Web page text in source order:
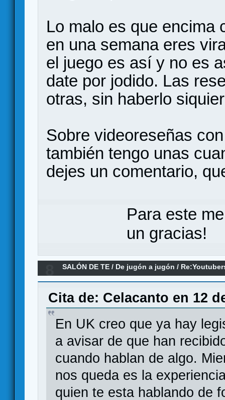
Lo malo es que encima
en una semana eres
el juego es así y no es
date por jodido. Las
otras, sin haberlo
Sobre videoreseñas
también tengo unas
dejes un comentario,
Para este
un gracias!
SALÓN DE TE / De jugón a jugón /
Cita de: Celacanto en 12
En UK creo que ya hay
a avisar de que han
cuando hablan de algo.
nos queda es la
quien te esta hablando de